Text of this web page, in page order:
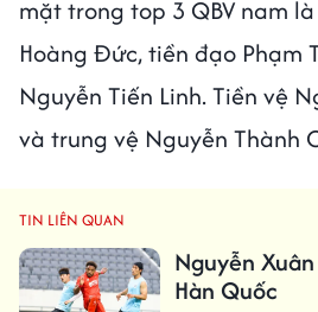
mặt trong top 3 QBV nam
Hoàng Đức, tiền đạo Phạm
Nguyễn Tiến Linh. Tiền vệ
và trung vệ Nguyễn Thành
TIN LIÊN QUAN
Nguyễn
Hàn Quốc